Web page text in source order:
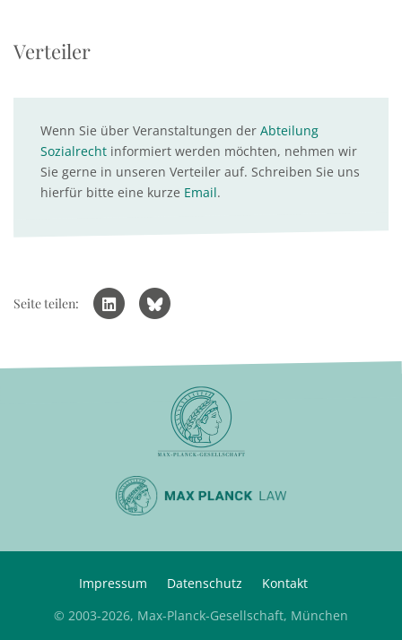
Verteiler
Wenn Sie über Veranstaltungen der Abteilung
Sozialrecht informiert werden möchten, nehmen wir
Sie gerne in unseren Verteiler auf. Schreiben Sie uns
hierfür bitte eine kurze Email.
Seite teilen:
Impressum Datenschutz
Kontakt
© 2003-2026, Max-Planck-Gesellschaft, München